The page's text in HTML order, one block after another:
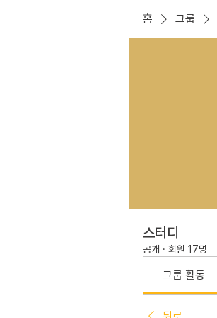
홈 그룹
스터디
공개 · 회원 17명
그룹 활동